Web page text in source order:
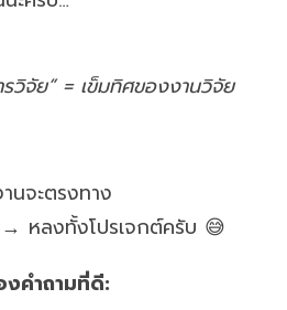
รวิจัย” = เข็มทิศของงานวิจัย
จะตรงทาง
หลงทั้งโปรเจกต์ครับ 😅
คำถามที่ดี: